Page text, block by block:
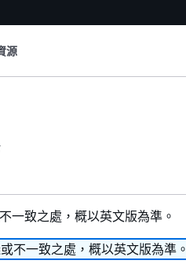
源
一致之處，概以英文版為準。
不一致之處，概以英文版為準。